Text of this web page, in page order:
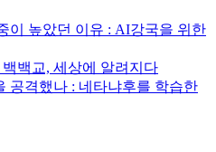
이 높았던 이유 : AI강국을 위한
백교, 세상에 알려지다
공격했나 : 네타냐후를 학습한